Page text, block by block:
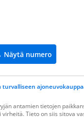
Näytä numero
turvalliseen
antamien tietojen
Tieto on siis sitova